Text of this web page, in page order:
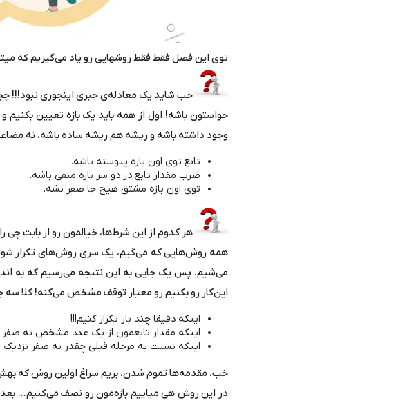
توی این فصل فقط فقط روشهایی رو یاد می‌گیریم که
خب شاید یک معادله‌ی جبری اینجوری نبود!!!
حواستون باشه! اول از همه باید یک بازه تعیین
وجود داشته باشه و ریشه هم ریشه ساده باشه، نه
تابع توی اون بازه پیوسته باشه.
ضرب مقدار تابع در دو سر بازه منفی باشه.
توی اون بازه مشتق هیچ جا صفر نشه.
هر کدوم از این شرط‌ها، خیالمون رو از بابت
همه روش‌هایی که می‌گیم، یک سری روش‌های تکرار
می‌شیم. پس یک جایی به این نتیجه می‌رسیم که به
این‌کار رو بکنیم رو معیار توقف مشخص می‌کنه! کلا سه
اینکه دقیقا چند بار تکرار کنیم!!!
اینکه مقدار تابعمون از یک عدد مشخص به صفر
اینکه نسبت به مرحله قبلی چقدر به صفر
خب، مقدمه‌ها تموم شدن، بریم سراغ اولین روش که
در این روش هی میاییم بازه‌مون رو نصف می‌کنیم...